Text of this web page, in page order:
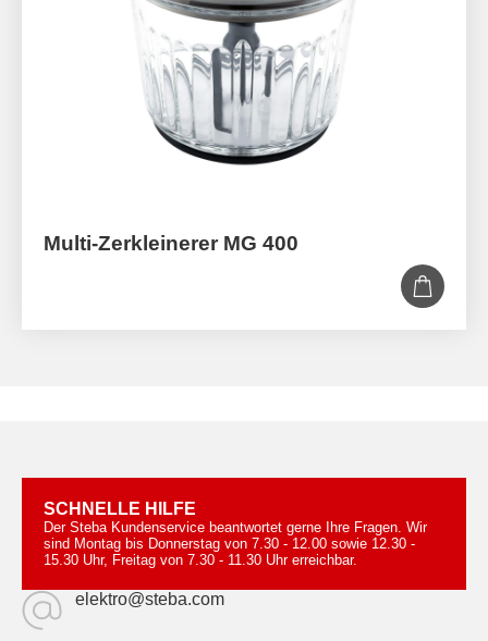
Multi-Zerkleinerer MG 400
SCHNELLE HILFE
Der Steba Kundenservice beantwortet gerne Ihre Fragen. Wir
sind Montag bis Donnerstag von 7.30 - 12.00 sowie 12.30 -
15.30 Uhr, Freitag von 7.30 - 11.30 Uhr erreichbar.
elektro@steba.com